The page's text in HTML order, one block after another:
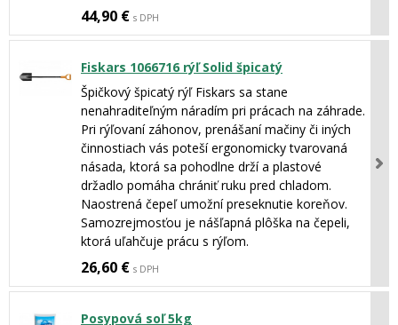
44,90 € s DPH
Fiskars 1066716 rýľ Solid špicatý
Špičkový špicatý rýľ Fiskars sa stane
nenahraditeľným náradím pri prácach na záhrade.
Pri rýľovaní záhonov, prenášaní mačiny či iných
činnostiach vás poteší ergonomicky tvarovaná
násada, ktorá sa pohodlne drží a plastové
držadlo pomáha chrániť ruku pred chladom.
Naostrená čepeľ umožní preseknutie koreňov.
Samozrejmosťou je nášľapná plôška na čepeli,
ktorá uľahčuje prácu s rýľom.
26,60 € s DPH
Posypová soľ 5kg